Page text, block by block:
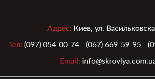
Адрес: Киев, ул.
Тел: (097) 054-00-74 (067) 669-59-95
Email: